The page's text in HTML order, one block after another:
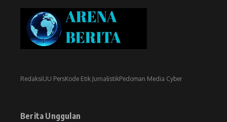
RedaksiUU PersKode Etik JurnalistikPedoman Media Cyber
Berita Unggulan